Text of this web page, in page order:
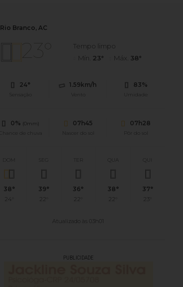
Rio Branco, AC
23°
Tempo limpo
Mín. 23° Máx. 38°
24°
Sensação
1.59km/h
Vento
83%
Umidade
0% (0mm)
Chance de chuva
07h45
Nascer do sol
07h28
Pôr do sol
DOM
38°
24°
39°
22°
TER
36°
22°
QUA
38°
22°
37°
23°
Atualizado às 03h01
PUBLICIDADE